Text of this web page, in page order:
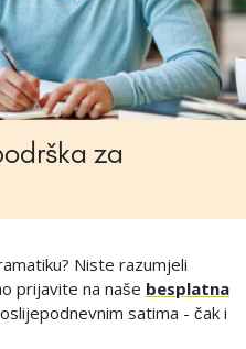
za
Niste razumjeli
prijavite na naše besplatna
satima - čak i